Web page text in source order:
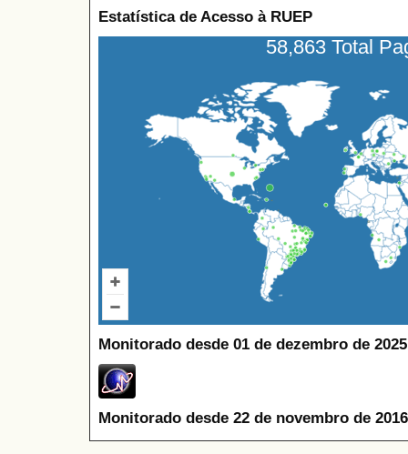
Estatística de Acesso à RUEP
58,863 Total
Monitorado desde 01 de dezembro de
Monitorado desde 22 de novembro de